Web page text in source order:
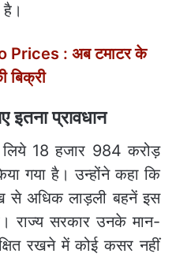
है।
Prices : अब टमाटर के
बिक्री
इतना प्रावधान
18 हजार 984 करोड़
गया है। उन्होंने कहा कि
से अधिक लाड़ली बहनें इस
राज्य सरकार उनके मान-
रखने में कोई कसर नहीं